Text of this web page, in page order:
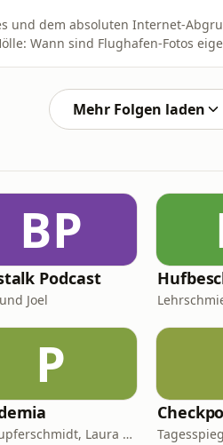
und dem absoluten Internet-
Wann sind Flughafen-Fotos
Mehr Folgen laden
BP
Podcast
Joel
P
Kai Kupferschmidt, Laura Salm-Reifferscheidt